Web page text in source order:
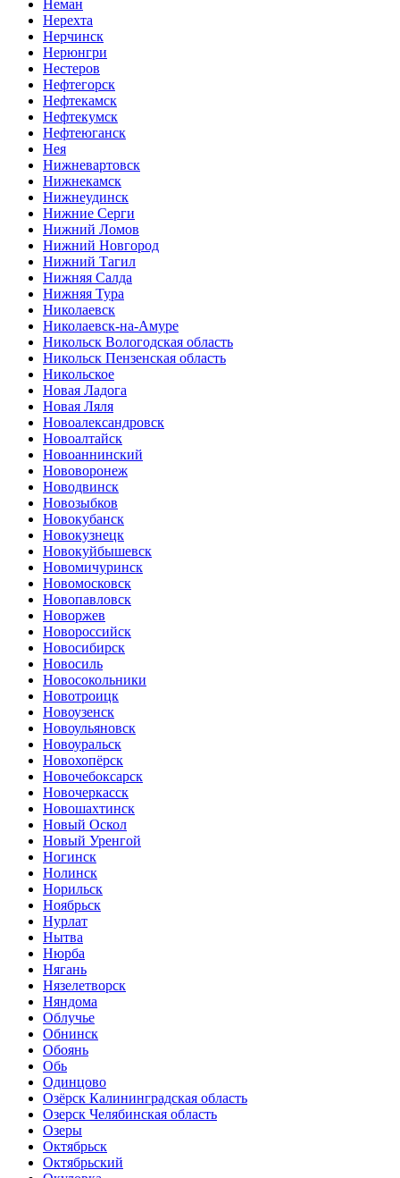
Неман
Нерехта
Нерчинск
Нерюнгри
Нестеров
Нефтегорск
Нефтекамск
Нефтекумск
Нефтеюганск
Нея
Нижневартовск
Нижнекамск
Нижнеудинск
Нижние Серги
Нижний Ломов
Нижний Новгород
Нижний Тагил
Нижняя Салда
Нижняя Тура
Николаевск
Николаевск-на-Амуре
Никольск Вологодская область
Никольск Пензенская область
Никольское
Новая Ладога
Новая Ляля
Новоалександровск
Новоалтайск
Новоаннинский
Нововоронеж
Новодвинск
Новозыбков
Новокубанск
Новокузнецк
Новокуйбышевск
Новомичуринск
Новомосковск
Новопавловск
Новоржев
Новороссийск
Новосибирск
Новосиль
Новосокольники
Новотроицк
Новоузенск
Новоульяновск
Новоуральск
Новохопёрск
Новочебоксарск
Новочеркасск
Новошахтинск
Новый Оскол
Новый Уренгой
Ногинск
Нолинск
Норильск
Ноябрьск
Нурлат
Нытва
Нюрба
Нягань
Нязелетворск
Няндома
Облучье
Обнинск
Обоянь
Обь
Одинцово
Озёрск Калининградская область
Озерск Челябинская область
Озеры
Октябрьск
Октябрьский